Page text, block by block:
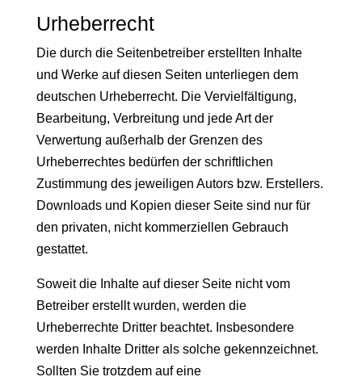
Urheberrecht
Die durch die Seitenbetreiber erstellten Inhalte
und Werke auf diesen Seiten unterliegen dem
deutschen Urheberrecht. Die Vervielfältigung,
Bearbeitung, Verbreitung und jede Art der
Verwertung außerhalb der Grenzen des
Urheberrechtes bedürfen der schriftlichen
Zustimmung des jeweiligen Autors bzw. Erstellers.
Downloads und Kopien dieser Seite sind nur für
den privaten, nicht kommerziellen Gebrauch
gestattet.
Soweit die Inhalte auf dieser Seite nicht vom
Betreiber erstellt wurden, werden die
Urheberrechte Dritter beachtet. Insbesondere
werden Inhalte Dritter als solche gekennzeichnet.
Sollten Sie trotzdem auf eine